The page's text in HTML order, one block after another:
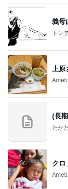
義母
トン
上
(長
たか
クロ